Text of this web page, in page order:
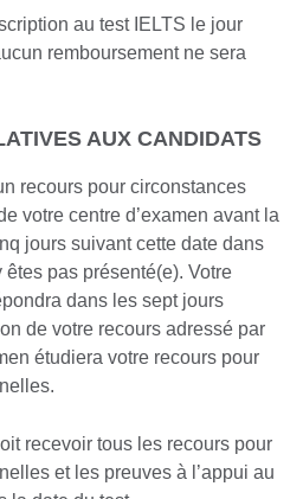
au test IELTS le jour
remboursement ne sera
AUX CANDIDATS
recours pour circonstances
votre centre d’examen avant la
jours suivant cette date dans
êtes pas présenté(e). Votre
dans les sept jours
de votre recours adressé par
étudiera votre recours pour
recevoir tous les recours pour
et les preuves à l’appui au